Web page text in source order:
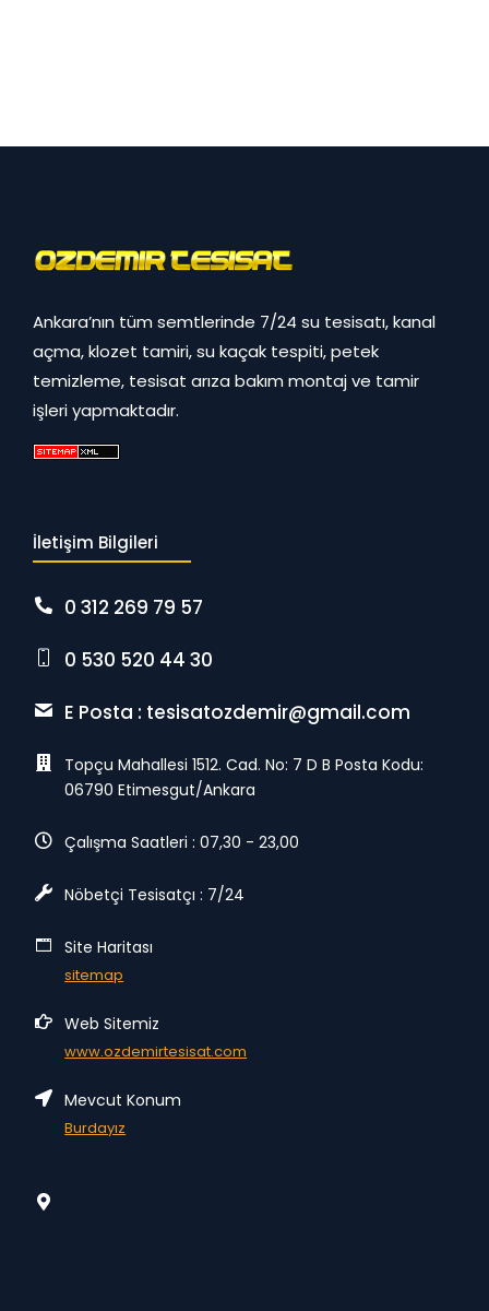
Ankara’nın tüm semtlerinde 7/24 su tesisatı, kanal
açma, klozet tamiri, su kaçak tespiti, petek
temizleme, tesisat arıza bakım montaj ve tamir
işleri yapmaktadır.
İletişim Bilgileri
0 312 269 79 57
0 530 520 44 30
E Posta : tesisatozdemir@gmail.com
Topçu Mahallesi 1512. Cad. No: 7 D B Posta Kodu:
06790 Etimesgut/Ankara
Çalışma Saatleri : 07,30 - 23,00
Nöbetçi Tesisatçı : 7/24
Site Haritası
sitemap
Web Sitemiz
www.ozdemirtesisat.com
Mevcut Konum
Burdayız